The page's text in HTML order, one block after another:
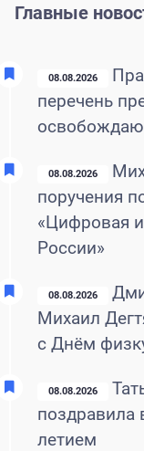
Главные
08.08.2026
перечень
08.08.2026
поручения
«Цифровая
России»
08.08.2026
Михаил
с Днём
08.08.2026
поздравила
летием